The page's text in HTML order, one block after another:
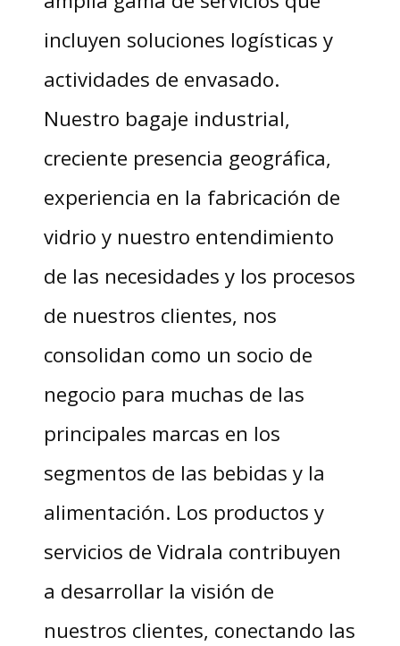
incluyen soluciones logísticas y
actividades de envasado.
Nuestro bagaje industrial,
creciente presencia geográfica,
experiencia en la fabricación de
vidrio y nuestro entendimiento
de las necesidades y los procesos
de nuestros clientes, nos
consolidan como un socio de
negocio para muchas de las
principales marcas en los
segmentos de las bebidas y la
alimentación. Los productos y
servicios de Vidrala contribuyen
a desarrollar la visión de
nuestros clientes, conectando las